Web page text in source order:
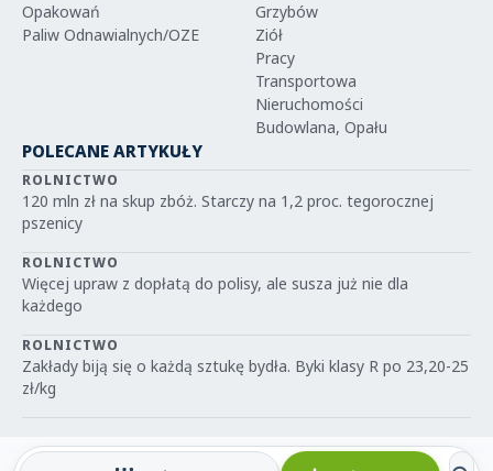
Opakowań
Paliw Odnawialnych/OZE
Grzybów
Ziół
Pracy
Transportowa
Nieruchomości
Budowlana, Opału
POLECANE ARTYKUŁY
ROLNICTWO
120 mln zł na skup zbóż. Starczy na 1,2 proc. tegorocznej
pszenicy
ROLNICTWO
Więcej upraw z dopłatą do polisy, ale susza już nie dla
każdego
ROLNICTWO
Zakłady biją się o każdą sztukę bydła. Byki klasy R po 23,20-25
zł/kg